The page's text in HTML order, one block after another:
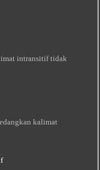
intransitif tidak
kalimat